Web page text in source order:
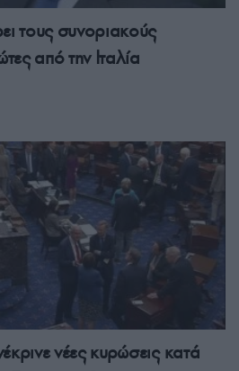
τους συνοριακούς
από την Ιταλία
νέες κυρώσεις κατά